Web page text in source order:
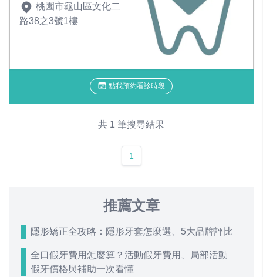
桃園市龜山區文化二
路38之3號1樓
點我預約看診時段
共 1 筆搜尋結果
1
推薦文章
隱形矯正全攻略：隱形牙套怎麼選、5大品牌評比
全口假牙費用怎麼算？活動假牙費用、局部活動
假牙價格與補助一次看懂